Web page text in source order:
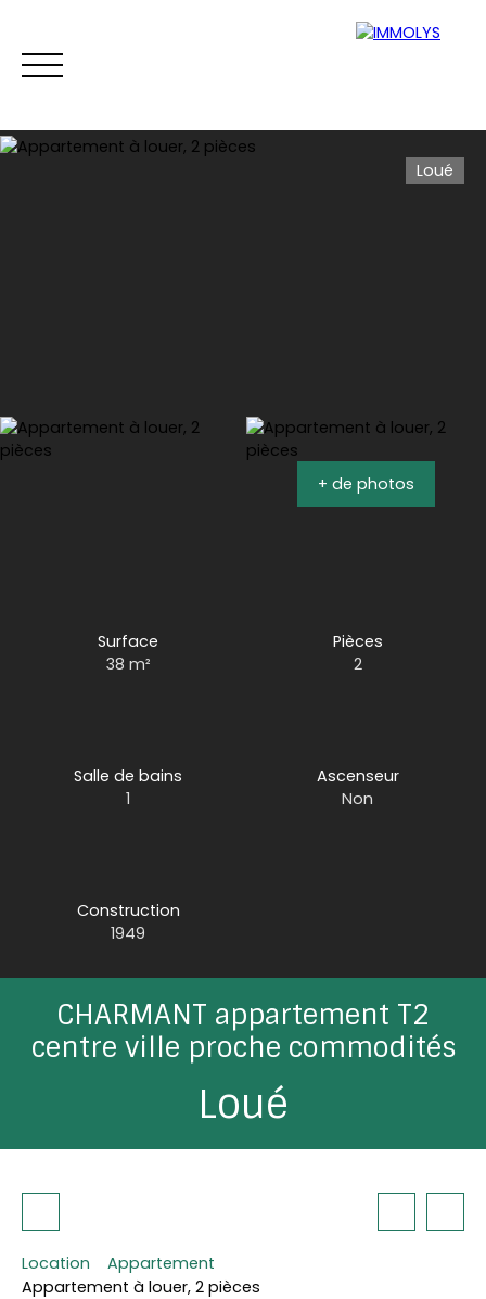
Estimation
Loué
+ de photos
Surface
38 m²
Pièces
2
Salle de bains
1
Ascenseur
Non
Construction
1949
CHARMANT appartement T2
centre ville proche commodités
Loué
Location
Appartement
Appartement à louer, 2 pièces